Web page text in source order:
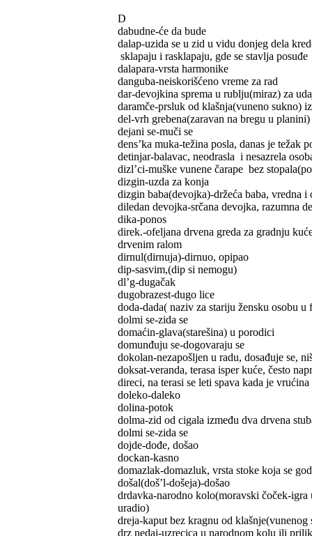
D
dabudne-će da bude
dalap-uzida se u zid u vidu donjeg dela
sklapaju i rasklapaju, gde se stavlja posuđe
dalapara-vrsta harmonike
danguba-neiskorišćeno vreme za rad
dar-devojkina sprema u rublju(miraz) za
daramče-prsluk od klašnja(vuneno sukno)
del-vrh grebena(zaravan na bregu u planini)
dejani se-muči se
dens’ka muka-težina posla, danas je težak
detinjar-balavac, neodrasla i nesazrela
dizl’ci-muške vunene čarape bez
dizgin-uzda za konja
dizgin baba(devojka)-držeća baba, vredna i
diledan devojka-srčana devojka, razumna
dika-ponos
direk.-ofeljana drvena greda za gradnju
drvenim ralom
dirnul(dirnuja)-dirnuo, opipao
dip-sasvim,(dip si nemogu)
dl’g-dugačak
dugobrazest-dugo lice
doda-dada( naziv za stariju žensku osobu u
dolmi se-zida se
domaćin-glava(starešina) u porodici
domunđuju se-dogovaraju se
dokolan-nezapošljen u radu, dosađuje se,
doksat-veranda, terasa isper kuće, često
direci, na terasi se leti spava kada je vrućina
doleko-daleko
dolina-potok
dolma-zid od cigala između dva drvena
dolmi se-zida se
dojde-dođe, došao
dockan-kasno
domazlak-domazluk, vrsta stoke koja se
došal(doš’l-došeja)-došao
drdavka-narodno kolo(moravski čoček-igra
uradio)
dreja-kaput bez kragnu od klašnje(vunenog
drz nedaj-uzrecica u narodnom kolu ili